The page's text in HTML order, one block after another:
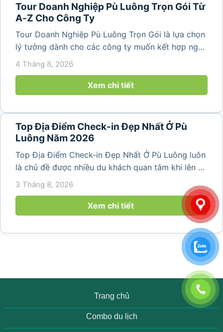
Tour Doanh Nghiệp Pù Luông Trọn Gói Từ
A-Z Cho Công Ty
Tour Doanh Nghiệp Pù Luông Trọn Gói là lựa chọn
lý tưởng dành cho các công ty muốn kết hợp nghỉ
dưỡng, gắn kết đội ngũ và tái tạo năng lượng sau
thiên nhiên trong lành,...
4 Tháng 8, 2026
Xem chi tiết
Top Địa Điểm Check-in Đẹp Nhất Ở Pù
Luông Năm 2026
Top Địa Điểm Check-in Đẹp Nhất Ở Pù Luông luôn
là chủ đề được nhiều du khách quan tâm khi lên kế
hoạch khám phá vùng đất thiên nhiên nổi tiếng
của Thanh Hóa. Với ruộng bậc thang trải dài, bản
làng yên bình, thác...
3 Tháng 8, 2026
Xem chi tiết
Trang chủ
Combo du lịch